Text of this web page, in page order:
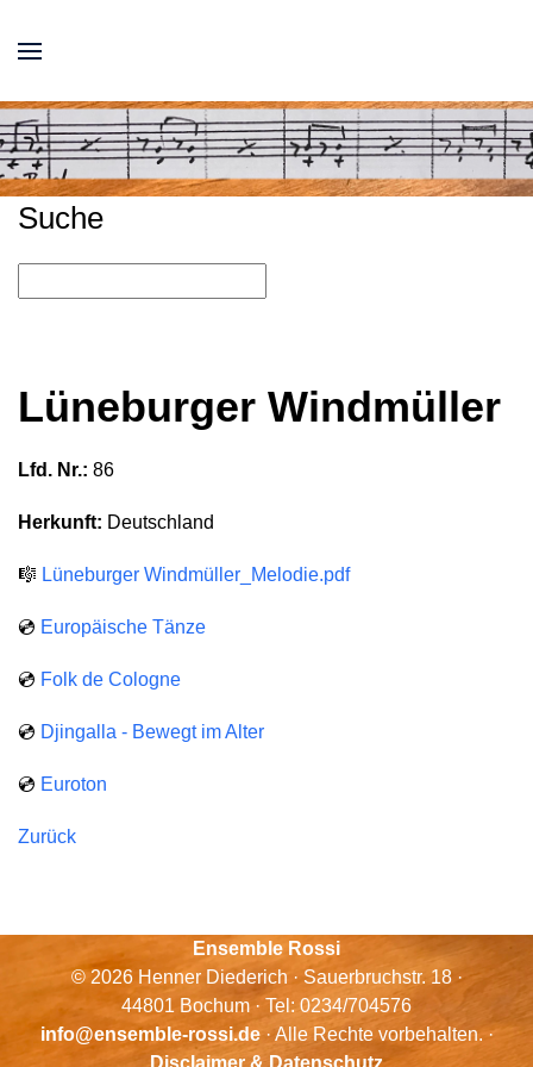
Suche
Lüneburger Windmüller
Lfd. Nr.: 86
Herkunft: Deutschland
🎼 Lüneburger Windmüller_Melodie.pdf
💿 Europäische Tänze
💿 Folk de Cologne
💿 Djingalla - Bewegt im Alter
💿 Euroton
Zurück
Ensemble Rossi
© 2026 Henner Diederich · Sauerbruchstr. 18 ·
44801 Bochum · Tel: 0234/704576
info@ensemble-rossi.de· Alle Rechte vorbehalten. ·
Disclaimer & Datenschutz